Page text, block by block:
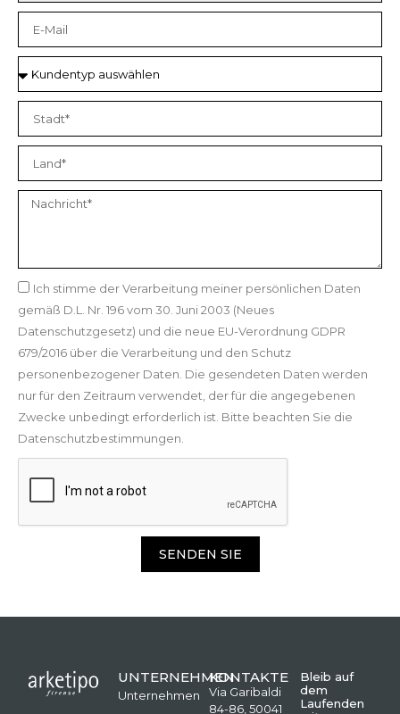
Ich stimme der Verarbeitung meiner persönlichen Daten
gemäß D.L. Nr. 196 vom 30. Juni 2003 (Neues
Datenschutzgesetz) und die neue EU-Verordnung GDPR
679/2016 über die Verarbeitung und den Schutz
personenbezogener Daten. Die gesendeten Daten werden
nur für den Zeitraum verwendet, der für die angegebenen
Zwecke unbedingt erforderlich ist. Bitte beachten Sie die
Datenschutzbestimmungen.
SENDEN SIE
UNTERNEHMEN
Unternehmen
KONTAKTE
Via Garibaldi
84-86, 50041
Bleib auf
dem
Laufenden